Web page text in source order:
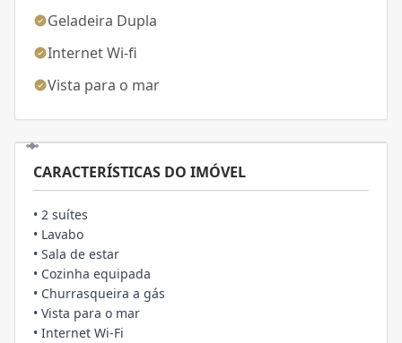
Geladeira Dupla
Internet Wi-fi
Vista para o mar
CARACTERÍSTICAS DO IMÓVEL
• 2 suítes
• Lavabo
• Sala de estar
• Cozinha equipada
• Churrasqueira a gás
• Vista para o mar
• Internet Wi-Fi